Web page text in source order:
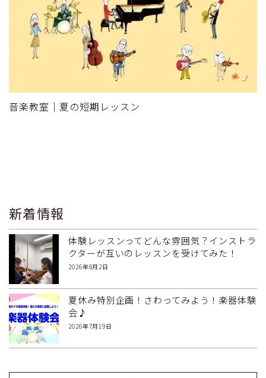
音楽教室｜夏の短期レッスン
新着情報
体験レッスンってどんな雰囲気？インストラ
クターが互いのレッスンを受けてみた！
2026年8月2日
夏休み特別企画！さわってみよう！楽器体験
会♪
2026年7月19日